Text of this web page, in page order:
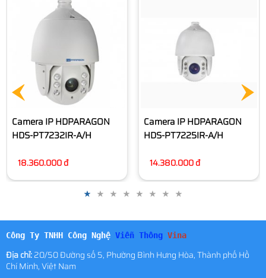
Camera IP HDPARAGON
HDS-PT7225IR-A/H
14.380.000 đ
HDS-PT5225IR-A
11.890.000 đ
Công Ty TNHH Công Nghệ Viễn Thông Vina
Địa chỉ:20/50 Đường số 5, Phường Bình Hưng Hòa, Thành phố Hồ
Chí Minh, Việt Nam